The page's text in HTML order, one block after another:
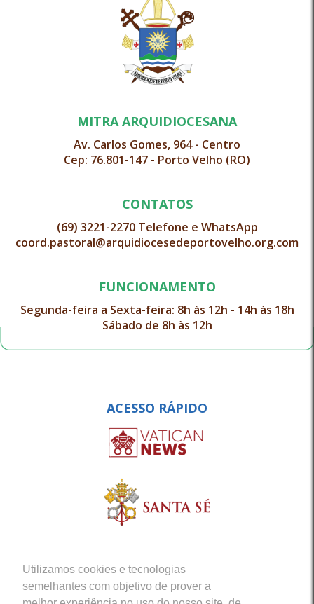
Utilizamos cookies e tecnologias
semelhantes com objetivo de prover a
MITRA ARQUIDIOCESANA
Av. Carlos Gomes, 964 - Centro
Cep: 76.801-147 - Porto Velho (RO)
CONTATOS
(69) 3221-2270 Telefone e WhatsApp
coord.pastoral@arquidiocesedeportovelho.org.com
FUNCIONAMENTO
Segunda-feira a Sexta-feira: 8h às 12h - 14h às 18h
Sábado de 8h às 12h
ACESSO RÁPIDO